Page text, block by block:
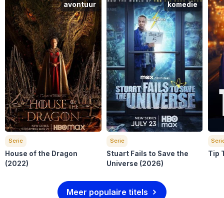
avontuur
Serie
House of the Dragon
(2022)
komedie
Serie
Stuart Fails to Save the
Universe (2026)
Tip
Meer populaire titels